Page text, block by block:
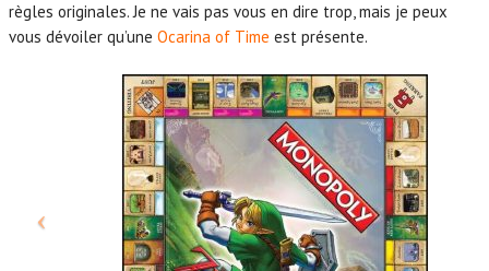
règles originales. Je ne vais pas vous en dire trop, mais je peux
vous dévoiler qu’une Ocarina of Time est présente.